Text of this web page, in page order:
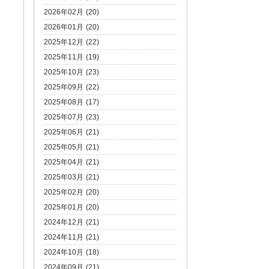
2026年02月 (20)
2026年01月 (20)
2025年12月 (22)
2025年11月 (19)
2025年10月 (23)
2025年09月 (22)
2025年08月 (17)
2025年07月 (23)
2025年06月 (21)
2025年05月 (21)
2025年04月 (21)
2025年03月 (21)
2025年02月 (20)
2025年01月 (20)
2024年12月 (21)
2024年11月 (21)
2024年10月 (18)
2024年09月 (21)